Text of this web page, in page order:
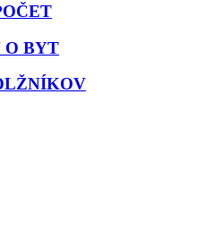
O BYT